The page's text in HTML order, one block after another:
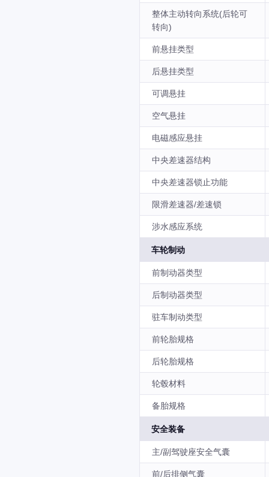
整体主动转向系统(后轮可
转向)
前悬挂类型
后悬挂类型
可调悬挂
空气悬挂
电磁感应悬挂
中央差速器结构
中央差速器锁止功能
限滑差速器/差速锁
涉水感应系统
车轮制动
前制动器类型
后制动器类型
驻车制动类型
前轮胎规格
后轮胎规格
轮毂材料
备胎规格
安全装备
主/副驾驶座安全气囊
前/后排侧气囊